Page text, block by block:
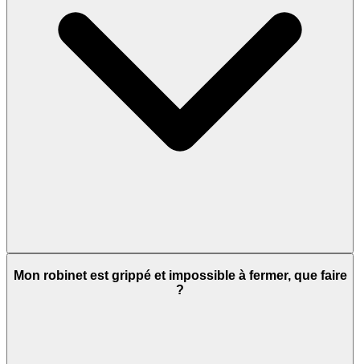
Mon robinet est grippé et impossible à fermer, que faire
?